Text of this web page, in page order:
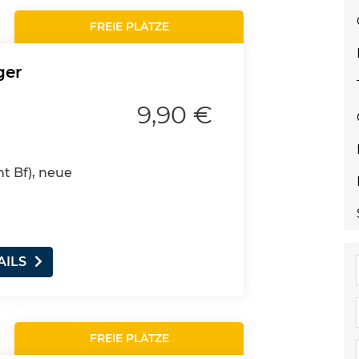
FREIE PLÄTZE
Bf), neue
9,90 €
FREIE PLÄTZE